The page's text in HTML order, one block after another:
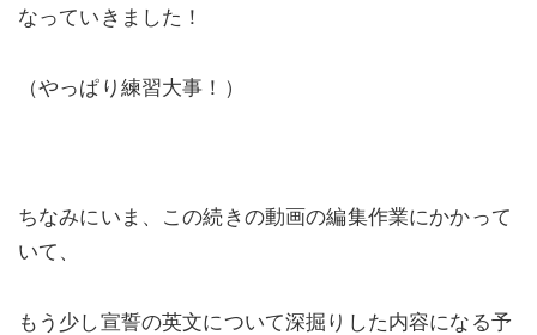
なっていきました！
（やっぱり練習大事！）
ちなみにいま、この続きの動画の編集作業にかかって
いて、
もう少し宣誓の英文について深掘りした内容になる予